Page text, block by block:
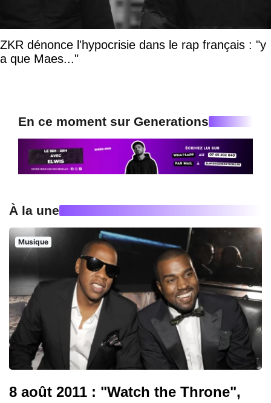
ZKR dénonce l'hypocrisie dans le rap français : "y
a que Maes..."
En ce moment sur Generations
À la une
Musique
8 août 2011 : "Watch the Throne",